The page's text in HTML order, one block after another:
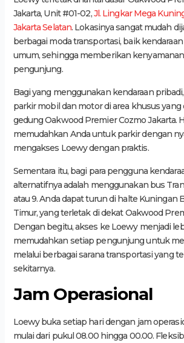
Jakarta, Unit #01-02,Jl. Lingkar Mega
Jakarta Selatan. Lokasinya sangat mudah
berbagai moda transportasi, baik
umum, sehingga memberikan
pengunjung.
Bagi yang menggunakan kendaraan
parkir mobil dan motor di area khusus
gedung Oakwood Premier Cozmo Jakarta.
memudahkan Anda untuk parkir dengan
mengakses Loewy dengan praktis.
Sementara itu, bagi para pengguna
alternatifnya adalah menggunakan bus
atau 9. Anda dapat turun di halte Kuningan
Timur, yang terletak di dekat Oakwood
Dengan begitu, akses ke Loewy menjadi
memudahkan setiap pengunjung untuk
melalui berbagai sarana transportasi yang
sekitarnya.
Jam Operasional
Loewy buka setiap hari dengan jam
mulai dari pukul 08.00 hingga 00.00.